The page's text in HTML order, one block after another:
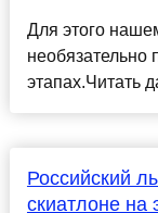
Для этого
необязательно
этапах.Читать
Российский
скиатлоне на